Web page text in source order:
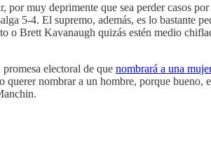
muy deprimente que sea perder casos
5-4. El supremo, además, es lo bastante
o Brett Kavanaugh quizás estén medio
electoral de que nombrará a una
nombrar a un hombre, porque